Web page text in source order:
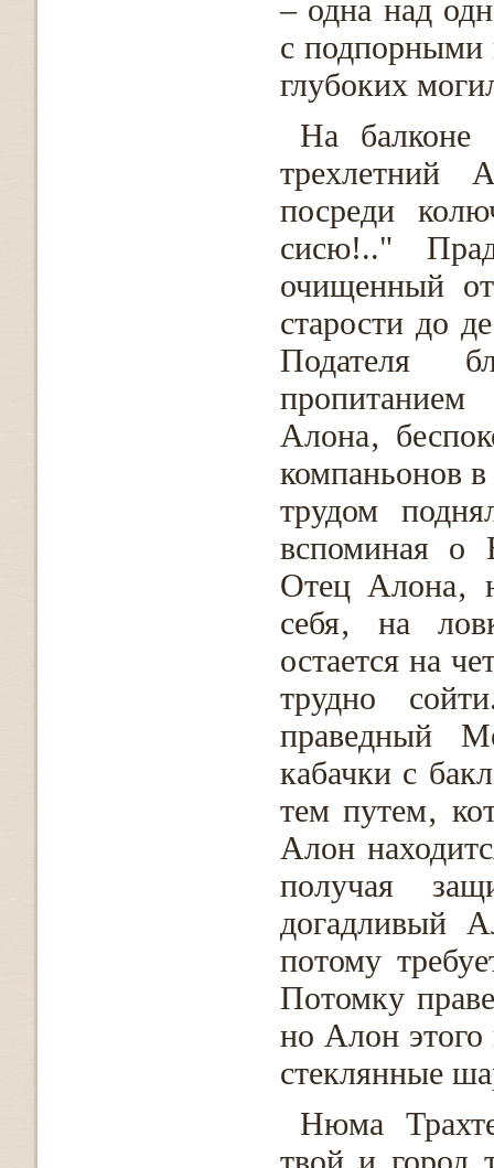
– одна над
с подпорными
глубоких
На балконе
трехлетний
посреди
сисю!.."
очищенный
старости до
Подателя
Алона‚
компаньонов
трудом
вспоминая о
Отец Алона‚
себя‚ на
остается на
трудно
праведный
кабачки с
тем путем‚
Алон
получая
догадливый
потому
Потомку
но Алон этого
стеклянные
Нюма